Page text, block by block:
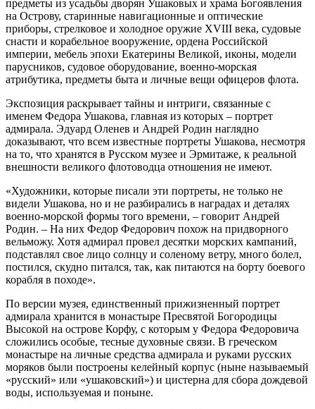
предметы из усадьбы дворян Ушаковых и храма Богоявления
на Острову, старинные навигационные и оптические
приборы, стрелковое и холодное оружие XVIII века, судовые
снасти и корабельное вооружение, ордена Российской
империи, мебель эпохи Екатерины Великой, иконы, модели
парусников, судовое оборудование, военно-морская
атрибутика, предметы быта и личные вещи офицеров флота.
Экспозиция раскрывает тайны и интриги, связанные с
именем Федора Ушакова, главная из которых – портрет
адмирала. Эдуард Оленев и Андрей Родин наглядно
доказывают, что всем известные портреты Ушакова, несмотря
на то, что хранятся в Русском музее и Эрмитаже, к реальной
внешности великого флотоводца отношения не имеют.
«Художники, которые писали эти портреты, не только не
видели Ушакова, но и не разбирались в наградах и деталях
военно-морской формы того времени, – говорит Андрей
Родин. – На них Федор Федорович похож на придворного
вельможу. Хотя адмирал провел десятки морских кампаний,
подставлял свое лицо солнцу и соленому ветру, много болел,
постился, скудно питался, так, как питаются на борту боевого
корабля в походе».
По версии музея, единственный прижизненный портрет
адмирала хранится в монастыре Пресвятой Богородицы
Высокой на острове Корфу, с которым у Федора Федоровича
сложились особые, тесные духовные связи. В греческом
монастыре на личные средства адмирала и руками русских
моряков были построены келейный корпус (ныне называемый
«русский» или «ушаковский») и цистерна для сбора дождевой
воды, используемая и поныне.